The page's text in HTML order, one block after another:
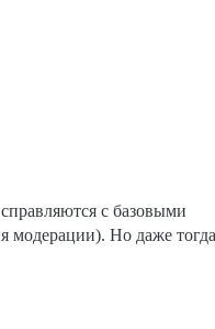
с базовыми
модерации). Но даже тогда